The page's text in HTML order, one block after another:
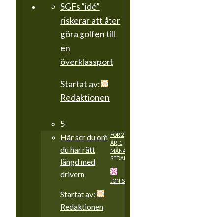
SGFs ”idé”
riskerar att åter
göra golfen till
en
överklassport
Startat av:
Redaktionen
5
FÖR 2
ÅR, 1
MÅNAD
SEDAN
JONISSODIS
Här ser du om
du har rätt
längd med
drivern
Startat av:
Redaktionen